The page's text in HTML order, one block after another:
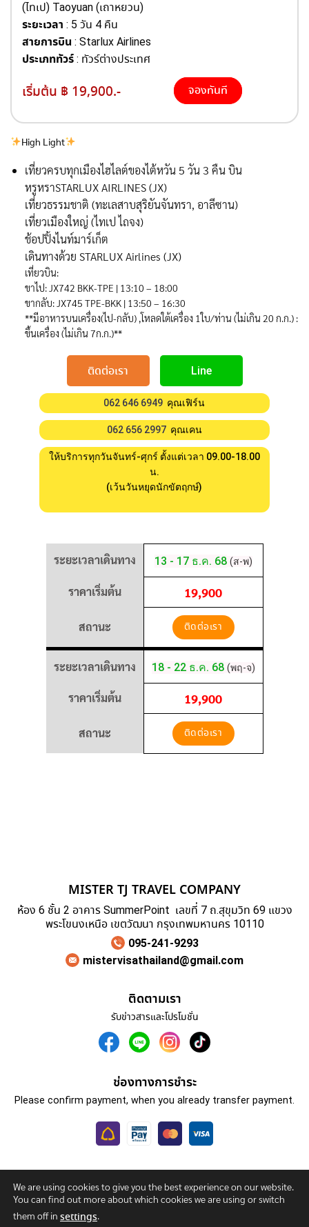
(ไทเป) Taoyuan (เถาหยวน)
ระยะเวลา : 5 วัน 4 คืน
สายการบิน : Starlux Airlines
ประเภททัวร์ : ทัวร์ต่างประเทศ
เริ่มต้น ฿ 19,900.- จองทันที
High Light
เที่ยวครบทุกเมืองไฮไลต์ของไต้หวัน 5 วัน 3 คืน บิน
หรูหราSTARLUX AIRLINES (JX)
เที่ยวธรรมชาติ (ทะเลสาบสุริยันจันทรา, อาลีซาน)
เที่ยวเมืองใหญ่ (ไทเป ไถจง)
ช้อปปิ้งไนท์มาร์เก็ต
เดินทางด้วย STARLUX Airlines (JX)
เที่ยวบิน:
ขาไป: JX742 BKK-TPE | 13:10 – 18:00
ขากลับ: JX745 TPE-BKK | 13:50 – 16:30
**มีอาหารบนเครื่อง(ไป-กลับ) ,โหลดใต้เครื่อง 1ใบ/ท่าน (ไม่เกิน 20 ก.ก.) :
ขึ้นเครื่อง (ไม่เกิน 7ก.ก.)**
ติดต่อเรา Line
062 646 6949 คุณเฟิร์น
062 656 2997คุณเคน
ให้บริการทุกวันจันทร์-ศุกร์ ตั้งแต่เวลา 09.00-18.00
น.
(เว้นวันหยุดนักขัตฤกษ์)
ระยะเวลาเดินทาง 13 - 17 ธ.ค. 68(ส-พ)
ราคาเริ่มต้น 19,900
สถานะ ติดต่อเรา
ระยะเวลาเดินทาง 18 - 22 ธ.ค. 68(พฤ-จ)
ราคาเริ่มต้น 19,900
สถานะ ติดต่อเรา
MISTER TJ TRAVEL COMPANY
ห้อง 6 ชั้น 2 อาคาร SummerPoint เลขที่ 7 ถ.สุขุมวิท 69 แขวง
พระโขนงเหนือ เขตวัฒนา กรุงเทพมหานคร 10110
095-241-9293
mistervisathailand@gmail.com
ติดตามเรา
รับข่าวสารและโปรโมชั่น
ช่องทางการชำระ
Please confirm payment, when you already transfer payment.
โปรแกรมทัวร์ รับทำวีซ่า เกี่ยวกับเรา
ติดต่อเรา
นโยบายความเป็นส่วนตัว
We are using cookies to give you the best experience on our website.
You can find out more about which cookies we are using or switch
them off in settings.